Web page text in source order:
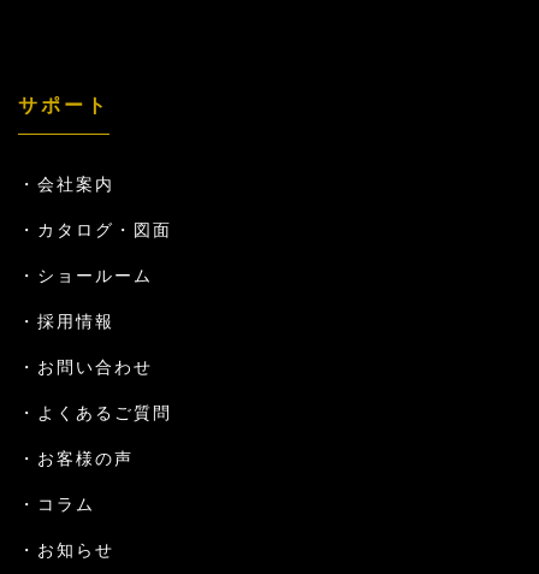
サポート
会社案内
カタログ・図面
ショールーム
採用情報
お問い合わせ
よくあるご質問
お客様の声
コラム
お知らせ